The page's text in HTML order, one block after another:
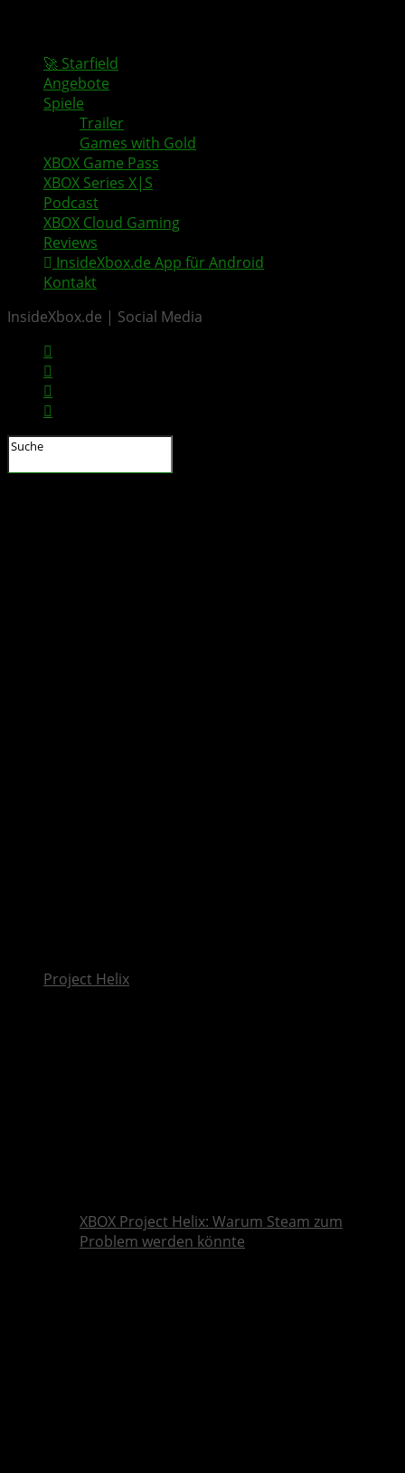
🚀 Starfield
Angebote
Spiele
Trailer
Games with Gold
XBOX Game Pass
XBOX Series X|S
Podcast
XBOX Cloud Gaming
Reviews
InsideXbox.de App für Android
Kontakt
InsideXbox.de | Social Media
Project Helix
XBOX Project Helix: Warum Steam zum
Problem werden könnte